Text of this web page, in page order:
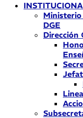
DGE
Dirección